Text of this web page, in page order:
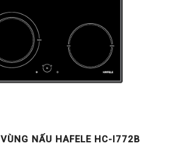
NẤU HAFELE HC-I772B